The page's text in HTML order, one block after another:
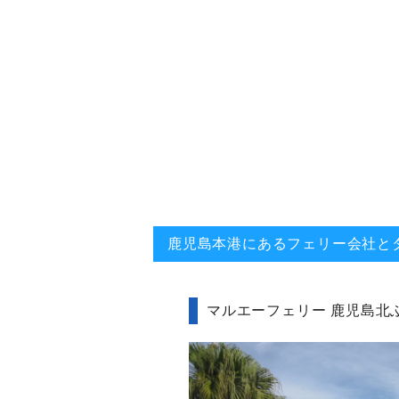
鹿児島本港にあるフェリー会社と
マルエーフェリー 鹿児島北